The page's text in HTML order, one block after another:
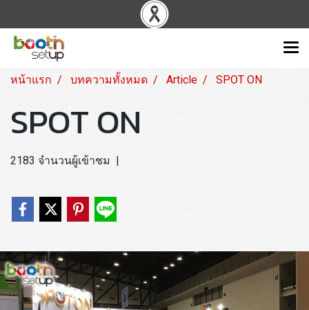
หน้าแรก บทความทั้งหมด Article SPOT ON
SPOT ON
2183 จำนวนผู้เข้าชม |